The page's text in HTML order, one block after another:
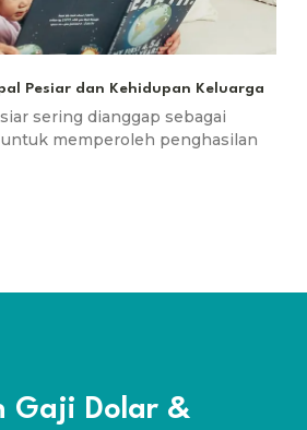
Pesiar dan Kehidupan Keluarga
sering dianggap sebagai
memperoleh penghasilan
Gaji Dolar &